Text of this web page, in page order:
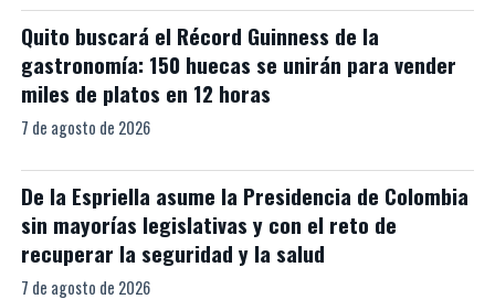
Quito buscará el Récord Guinness de la
gastronomía: 150 huecas se unirán para vender
miles de platos en 12 horas
7 de agosto de 2026
De la Espriella asume la Presidencia de Colombia
sin mayorías legislativas y con el reto de
recuperar la seguridad y la salud
7 de agosto de 2026